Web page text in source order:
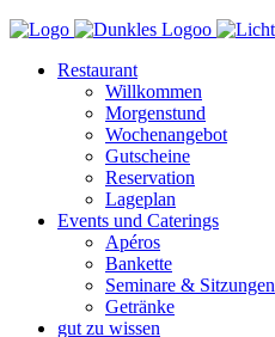
Restaurant
Willkommen
Morgenstund
Wochenangebot
Gutscheine
Reservation
Lageplan
Events und Caterings
Apéros
Bankette
Seminare & Sitzungen
Getränke
gut zu wissen